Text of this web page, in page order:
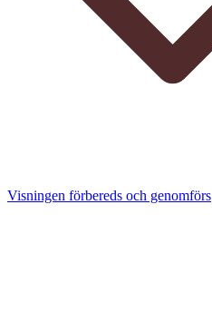
Visningen förbereds och genomförs